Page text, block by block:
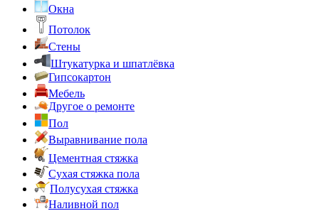
Окна
Потолок
Стены
Штукатурка и шпатлёвка
Гипсокартон
Мебель
Другое о ремонте
Пол
Выравнивание пола
Цементная стяжка
Сухая стяжка пола
Полусухая стяжка
Наливной пол